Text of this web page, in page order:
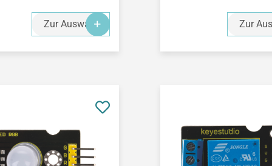
Zur Auswahl Zur